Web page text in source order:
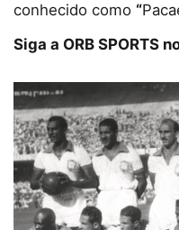
conhecido como “
Siga a ORB SPORTS